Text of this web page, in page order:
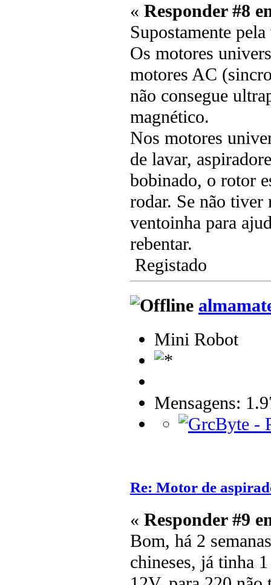
« Responder #8
Supostamente
Os motores
motores AC
não consegue
magnético.
Nos motores
de lavar,
bobinado, o rotor
rodar. Se não tiver
ventoinha para
rebentar.
Registado
Mini Robot
Mensagens:
Re: Motor de
« Responder #9
Bom, há 2
chineses, já tinha